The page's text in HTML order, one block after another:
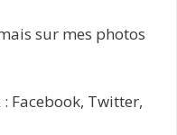
sur mes photos
Facebook, Twitter,